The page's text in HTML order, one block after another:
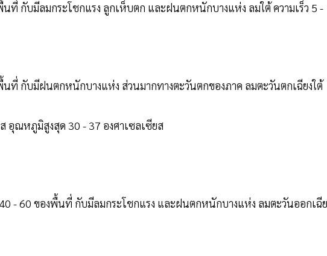
ที่ กับมีลมกระโชกแรง ลูกเห็บตก และฝนตกหนักบางแห่ง ลมใต้ ความเร็ว 5 -
ที่ กับมีฝนตกหนักบางแห่ง ส่วนมากทางตะวันตกของภาค ลมตะวันตกเฉียงใต้
อุณหภูมิสูงสุด 30 - 37 องศาเซลเซียส
- 60 ของพื้นที่ กับมีลมกระโชกแรง และฝนตกหนักบางแห่ง ลมตะวันออกเฉี